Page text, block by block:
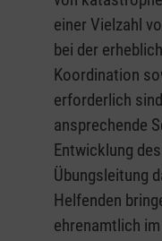
einer Vielzahl
bei der
Koordination
erforderlich
ansprechende
Entwicklung
Übungsleitung
Helfenden
ehrenamtlich